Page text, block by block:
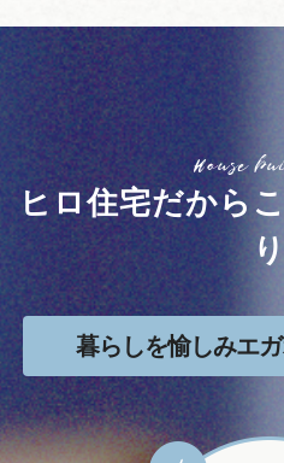
House
ヒロ住宅だから
り
暮らしを愉しみエ